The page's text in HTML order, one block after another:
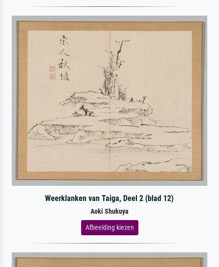
Weerklanken van Taiga, Deel 2 (blad 12)
Aoki Shukuya
Afbeelding kiezen